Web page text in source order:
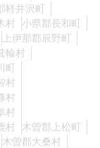
軽井沢町
村
小県郡長和町
上伊那郡辰野町
輪村
町
村
村
村
村
木曽郡上松町
木曽郡大桑村